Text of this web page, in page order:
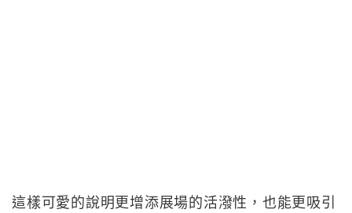
這樣可愛的說明更增添展場的活潑性，也能更吸引